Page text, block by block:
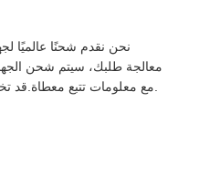
نحن نقدم شحنًا عالميًا
معالجة طلبك، سيتم شحن